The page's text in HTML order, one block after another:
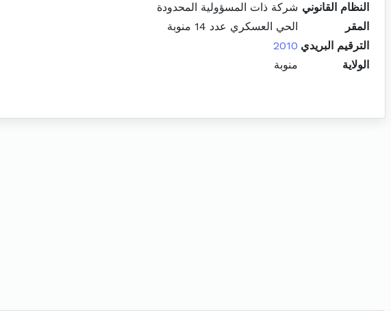
النظام القانوني شركة ذات المسؤولية المحدودة
المقر
الحي العسكري عدد 14 منوبة
الترقيم البريدي 2010
الولاية
منوبة